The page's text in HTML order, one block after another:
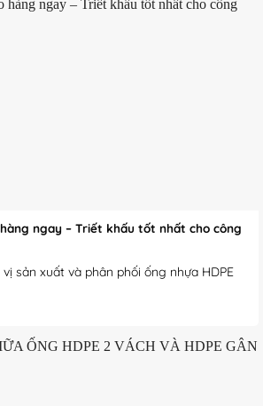
hàng ngay – Triết khấu tốt nhất cho công
sản xuất và phân phối ống nhựa HDPE